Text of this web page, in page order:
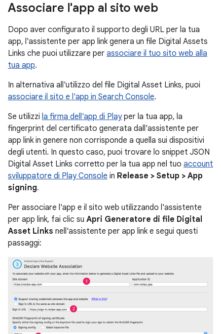
Associare l'app al sito web
Dopo aver configurato il supporto degli URL per la tua
app, l'assistente per app link genera un file Digital Assets
Links che puoi utilizzare per associare il tuo sito web alla
tua app.
In alternativa all'utilizzo del file Digital Asset Links, puoi
associare il sito e l'app in Search Console.
Se utilizzi la firma dell'app di Playper la tua app, la
fingerprint del certificato generata dall'assistente per
app link in genere non corrisponde a quella sui dispositivi
degli utenti. In questo caso, puoi trovare lo snippet JSON
Digital Asset Links corretto per la tua app nel tuo account
sviluppatore di Play Console in Release > Setup > App
signing.
Per associare l'app e il sito web utilizzando l'assistente
per app link, fai clic su Apri Generatore di file Digital
Asset Links nell'assistente per app link e segui questi
passaggi: